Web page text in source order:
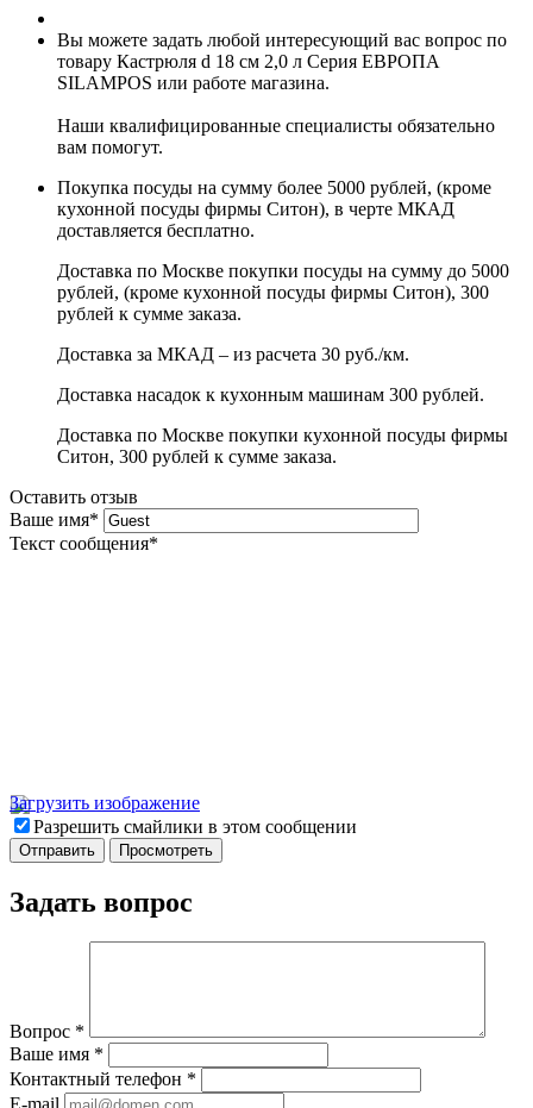
Вы можете задать любой интересующий вас вопрос по
товару Кастрюля d 18 см 2,0 л Серия ЕВРОПА
SILAMPOS или работе магазина.
Наши квалифицированные специалисты обязательно
вам помогут.
Покупка посуды на сумму более 5000 рублей, (кроме
кухонной посуды фирмы Ситон), в черте МКАД
доставляется бесплатно.
Доставка по Москве покупки посуды на сумму до 5000
рублей, (кроме кухонной посуды фирмы Ситон), 300
рублей к сумме заказа.
Доставка за МКАД – из расчета 30 руб./км.
Доставка насадок к кухонным машинам 300 рублей.
Доставка по Москве покупки кухонной посуды фирмы
Ситон, 300 рублей к сумме заказа.
Оставить отзыв
Ваше имя*
Текст сообщения*
Загрузить изображение
Разрешить смайлики в этом сообщении
Задать вопрос
Вопрос *
Ваше имя *
Контактный телефон *